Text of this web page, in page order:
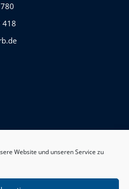
Website und unseren Service zu
418